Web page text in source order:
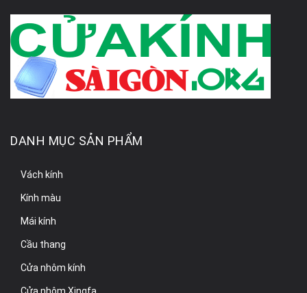
DANH MỤC SẢN PHẨM
Vách kính
Kính màu
Mái kính
Cầu thang
Cửa nhôm kính
Cửa nhôm Xingfa